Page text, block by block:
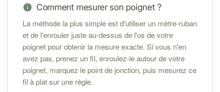
Comment mesurer son poignet ?
La méthode la plus simple est d'utiliser un mètre-ruban
et de l'enrouler juste au-dessus de l'os de votre
poignet pour obtenir la mesure exacte. Si vous n'en
avez pas, prenez un fil, enroulez-le autour de votre
poignet, marquez le point de jonction, puis mesurez ce
fil à plat sur une règle.